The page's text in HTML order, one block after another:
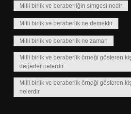
Milli birlik ve beraberliğin simgesi nedir
Milli birlik ve beraberlik ne demektir
Milli birlik ve beraberlik ne zaman
Milli birlik ve beraberlik örneği gösteren
değerler nelerdir
Milli birlik ve beraberlik örneği gösteren
nelerdir